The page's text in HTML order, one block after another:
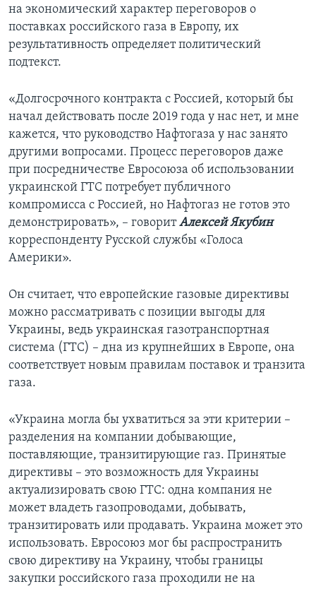
на экономический характер переговоров о
поставках российского газа в Европу, их
результативность определяет политический
подтекст.
«Долгосрочного контракта с Россией, который бы
начал действовать после 2019 года у нас нет, и мне
кажется, что руководство Нафтогаза у нас занято
другими вопросами. Процесс переговоров даже
при посредничестве Евросоюза об использовании
украинской ГТС потребует публичного
компромисса с Россией, но Нафтогаз не готов это
демонстрировать», – говоритАлексей Якубин
корреспонденту Русской службы «Голоса
Америки».
Он считает, что европейские газовые директивы
можно рассматривать с позиции выгоды для
Украины, ведь украинская газотранспортная
система (ГТС) – дна из крупнейших в Европе, она
соответствует новым правилам поставок и транзита
газа.
«Украина могла бы ухватиться за эти критерии –
разделения на компании добывающие,
поставляющие, транзитирующие газ. Принятые
директивы – это возможность для Украины
актуализировать свою ГТС: одна компания не
может владеть газопроводами, добывать,
транзитировать или продавать. Украина может это
использовать. Евросоюз мог бы распространить
свою директиву на Украину, чтобы границы
закупки российского газа проходили не на